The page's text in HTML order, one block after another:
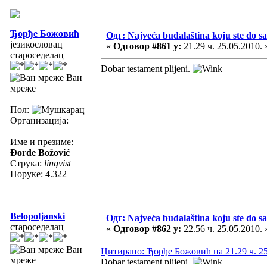
Ђорђе Божовић
језикословац
староседелац
Ван
мреже
Пол:
Организација:
Име и презиме:
Đorđe Božović
Струка: lingvist
Поруке: 4.322
Одг: Najveća budalaština koju ste do
« Одговор #861 у: 21.29 ч. 25.05.2010.
Dobar testament plijeni.
Belopoljanski
староседелац
Ван
мреже
Одг: Najveća budalaština koju ste do
« Одговор #862 у: 22.56 ч. 25.05.2010.
Цитирано: Ђорђе Божовић на 21.29 ч.
Dobar testament plijeni.